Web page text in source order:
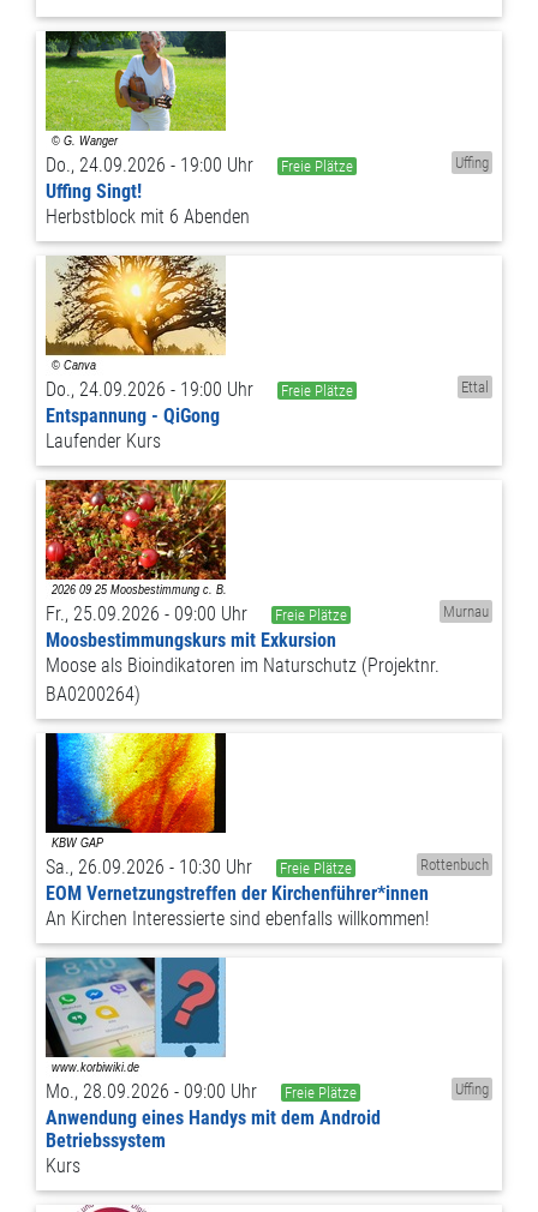
Do., 24.09.2026 - 19:00 Uhr Freie Plätze Uffing
Uffing Singt!
Herbstblock mit 6 Abenden
Do., 24.09.2026 - 19:00 Uhr Freie Plätze Ettal
Entspannung - QiGong
Laufender Kurs
Fr., 25.09.2026 - 09:00 Uhr Freie Plätze Murnau
Moosbestimmungskurs mit Exkursion
Moose als Bioindikatoren im Naturschutz (Projektnr.
BA0200264)
Sa., 26.09.2026 - 10:30 Uhr Freie Plätze Rottenbuch
EOM Vernetzungstreffen der Kirchenführer*innen
An Kirchen Interessierte sind ebenfalls willkommen!
Mo., 28.09.2026 - 09:00 Uhr Freie Plätze Uffing
Anwendung eines Handys mit dem Android
Betriebssystem
Kurs